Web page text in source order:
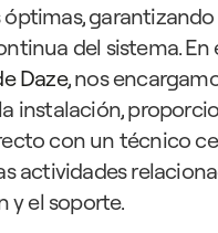
garantizando
del sistema. En
Daze, nos
instalación,
con un técnico
actividades
y el soporte.